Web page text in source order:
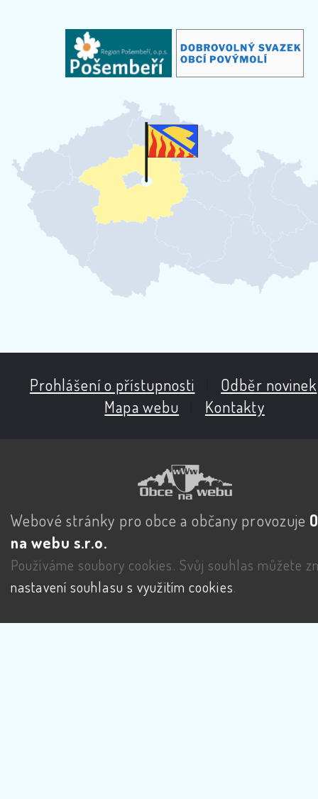
Prohlášení o přístupnosti Odběr novinek
Mapa webu
Kontakty
Webové stránky pro obce a občany provozuje
na webu s.r.o.
Používáme soubory cookies. Svůj souhlas můžete
nastavení souhlasu s využitím cookies.